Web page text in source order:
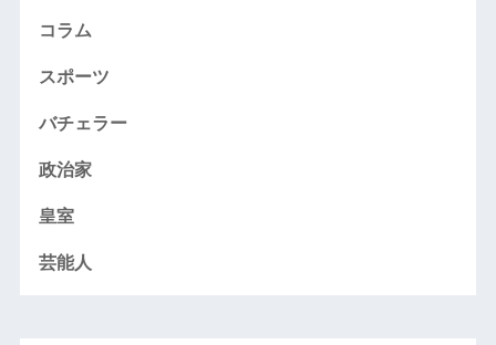
コラム
スポーツ
バチェラー
政治家
皇室
芸能人